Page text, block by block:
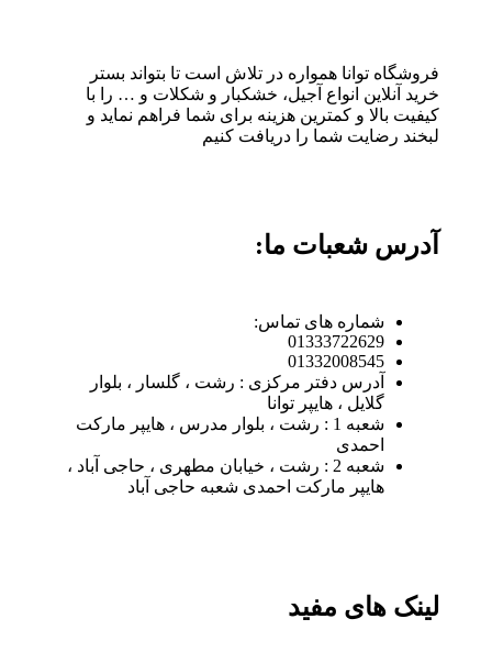
فروشگاه توانا همواره در تلاش است تا بتواند بستر
خرید آنلاین انواع آجیل، خشکبار و شکلات و … را با
کیفیت بالا و کمترین هزینه برای شما فراهم نماید و
لبخند رضایت شما را دریافت کنیم
آدرس شعبات ما:
شماره های تماس:
01333722629
01332008545
آدرس دفتر مرکزی : رشت ، گلسار ، بلوار
گلایل ، هایپر توانا
شعبه 1 : رشت ، بلوار مدرس ، هایپر مارکت
احمدی
شعبه 2 : رشت ، خیابان مطهری ، حاجی آباد ،
هایپر مارکت احمدی شعبه حاجی آباد
لینک های مفید